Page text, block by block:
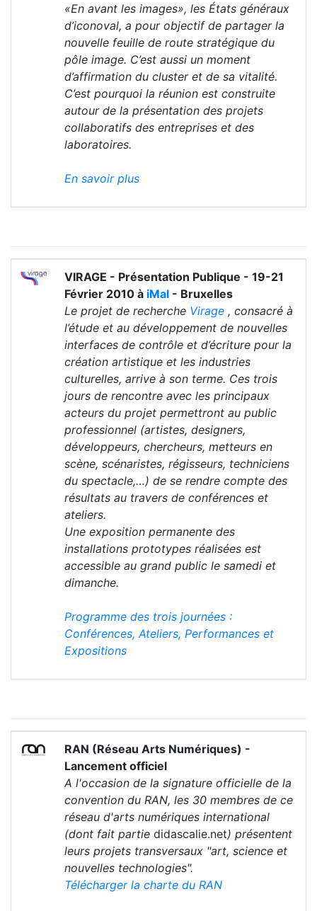
«En avant les images», les États généraux
d’iconoval, a pour objectif de partager la
nouvelle feuille de route stratégique du
pôle image. C’est aussi un moment
d’affirmation du cluster et de sa vitalité.
C’est pourquoi la réunion est construite
autour de la présentation des projets
collaboratifs des entreprises et des
laboratoires.
En savoir plus
VIRAGE - Présentation Publique - 19-21
Février 2010 à iMal - Bruxelles
Le projet de recherche Virage , consacré à
l’étude et au développement de nouvelles
interfaces de contrôle et d’écriture pour la
création artistique et les industries
culturelles, arrive à son terme. Ces trois
jours de rencontre avec les principaux
acteurs du projet permettront au public
professionnel (artistes, designers,
développeurs, chercheurs, metteurs en
scène, scénaristes, régisseurs, techniciens
du spectacle,…) de se rendre compte des
résultats au travers de conférences et
ateliers.
Une exposition permanente des
installations prototypes réalisées est
accessible au grand public le samedi et
dimanche.
Programme des trois journées :
Conférences, Ateliers, Performances et
Expositions
RAN (Réseau Arts Numériques) -
Lancement officiel
A l'occasion de la signature officielle de la
convention du RAN, les 30 membres de ce
réseau d'arts numériques international
(dont fait partie didascalie.net) présentent
leurs projets transversaux "art, science et
nouvelles technologies".
Télécharger la charte du RAN